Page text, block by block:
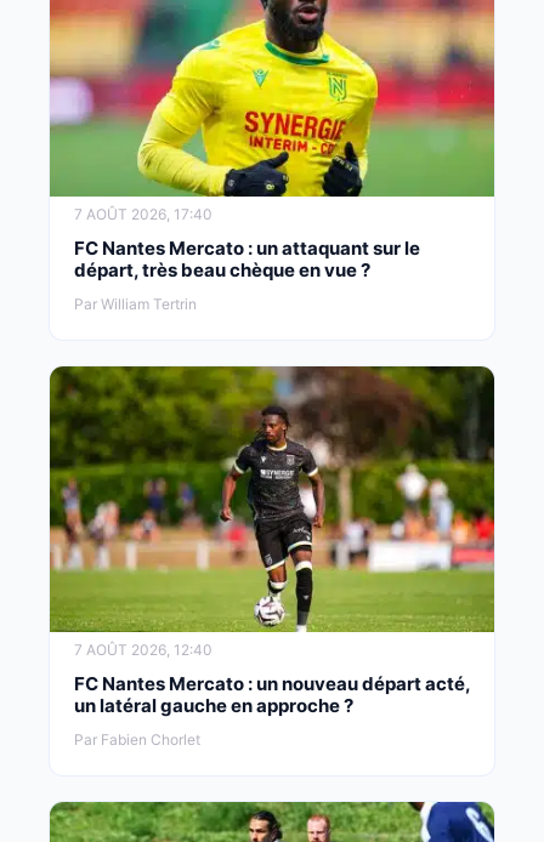
7 AOÛT 2026, 17:40
FC Nantes Mercato : un attaquant sur le
départ, très beau chèque en vue ?
Par William Tertrin
7 AOÛT 2026, 12:40
FC Nantes Mercato : un nouveau départ acté,
un latéral gauche en approche ?
Par Fabien Chorlet